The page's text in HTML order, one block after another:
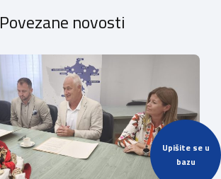
Upišite se u
bazu
Povezane novosti